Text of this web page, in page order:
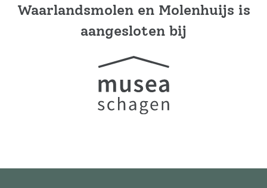
Waarlandsmolen en Molenhuijs is
aangesloten bij